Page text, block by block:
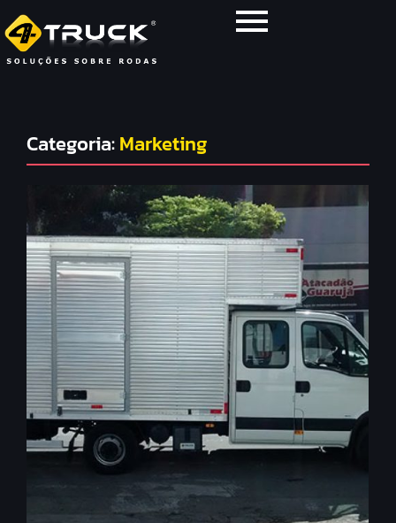
Categoria:Marketing